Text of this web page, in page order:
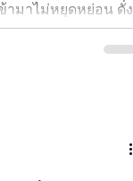
ามาไม่หยุดหย่อน ดั่ง
พายุหนี้สิน"
รหมุนเงินไม่ทันอาจ